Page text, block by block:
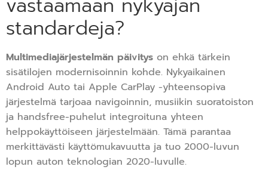
standardeja?
Multimediajärjestelmän päivitys on ehkä tärkein
sisätilojen modernisoinnin kohde. Nykyaikainen
Android Auto tai Apple CarPlay -yhteensopiva
järjestelmä tarjoaa navigoinnin, musiikin suoratoiston
ja handsfree-puhelut integroituna yhteen
helppokäyttöiseen järjestelmään. Tämä parantaa
merkittävästi käyttömukavuutta ja tuo 2000-luvun
lopun auton teknologian 2020-luvulle.